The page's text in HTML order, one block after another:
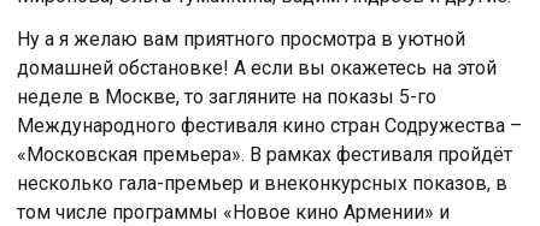
Ну а я желаю вам приятного просмотра в уютной
домашней обстановке! А если вы окажетесь на этой
неделе в Москве, то загляните на показы 5-го
Международного фестиваля кино стран Содружества –
«Московская премьера». В рамках фестиваля пройдёт
несколько гала-премьер и внеконкурсных показов, в
том числе программы «Новое кино Армении» и